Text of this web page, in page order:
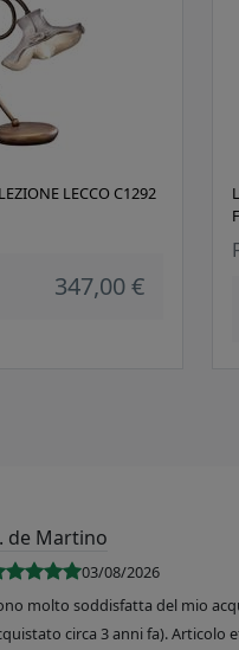
LECCO C1292
347,00 €
de Martino
03/08/2026
molto soddisfatta del mio
circa 3 anni fa).